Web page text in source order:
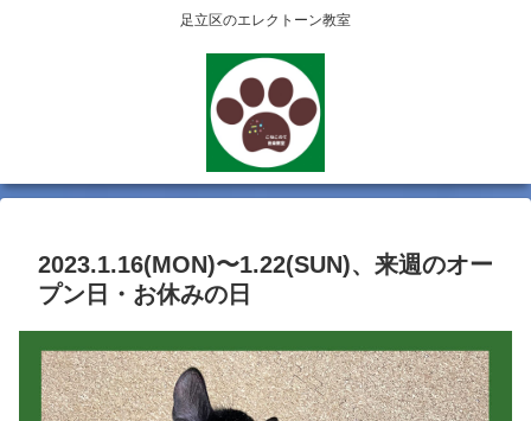
足立区のエレクトーン教室
2023.1.16(MON)〜1.22(SUN)、来週のオー
プン日・お休みの日